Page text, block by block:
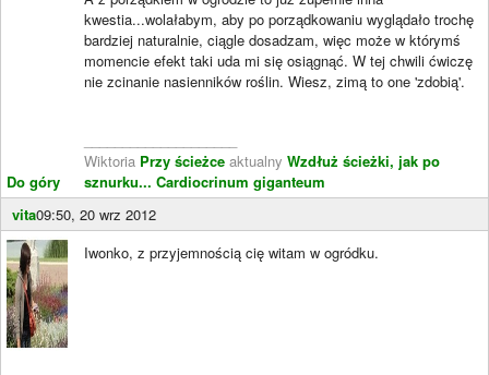
Do góry
kwestia...wolałabym, aby po porządkowaniu wyglądało trochę
bardziej naturalnie, ciągle dosadzam, więc może w którymś
momencie efekt taki uda mi się osiągnąć. W tej chwili ćwiczę
nie zcinanie nasienników roślin. Wiesz, zimą to one 'zdobią'.
Wiktoria Przy ścieżce aktualny Wzdłuż ścieżki, jak po
sznurku... Cardiocrinum giganteum
vita09:50, 20 wrz 2012
Iwonko, z przyjemnością cię witam w ogródku.